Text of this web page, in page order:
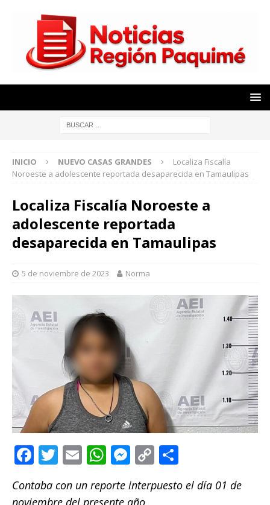
INICIO NUEVO CASAS GRANDES
Localiza Fiscalía
Noroeste a adolescente reportada desaparecida en Tamaulipas
Localiza Fiscalía Noroeste a
adolescente reportada
desaparecida en Tamaulipas
5 de noviembre de 2023 Norma
F
a
c
T
it
E
ai
W
at
M
ss
C
p m
Contaba con un reporte interpuesto el día 01 de